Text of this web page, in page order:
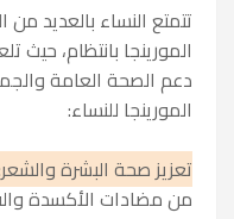
تتمتع النساء بالعديد
المورينجا بانتظام،
دعم الصحة العامة
المورينجا للنساء:
تعزيز صحة البشرة